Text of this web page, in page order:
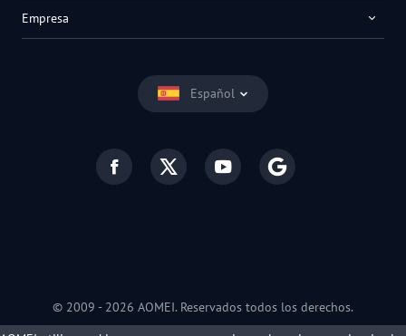
Español
Empresa
© 2009 - 2026 AOMEI. Reservados todos los derechos.
Privacy Policy
| Condiciones de uso